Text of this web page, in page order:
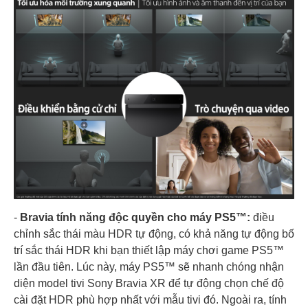
- Bravia tính năng độc quyền cho máy PS5™: điều
chỉnh sắc thái màu HDR tự động, có khả năng tự động bố
trí sắc thái HDR khi bạn thiết lập máy chơi game PS5™
lần đầu tiên. Lúc này, máy PS5™ sẽ nhanh chóng nhận
diện model tivi Sony Bravia XR để tự động chọn chế độ
cài đặt HDR phù hợp nhất với mẫu tivi đó. Ngoài ra, tính